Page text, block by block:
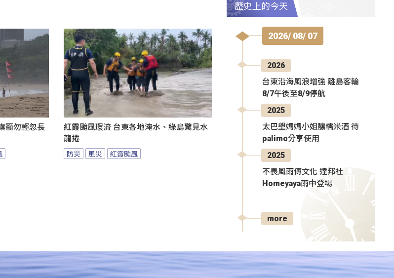
籲勿輕忽長
紅霞颱風環流 台東各地淹水、綠島驚見水
龍捲
防災 風災 紅霞颱風
歷史上的今天
2026/ 08/ 07
2026
台東沿海風浪增強 離島客輪
8/7午後至8/9停航
2025
太巴塱媽媽小姐釀糯米酒 待
palimo分享使用
2025
不畏風雨傳文化 達邦社
Homeyaya雨中登場
more